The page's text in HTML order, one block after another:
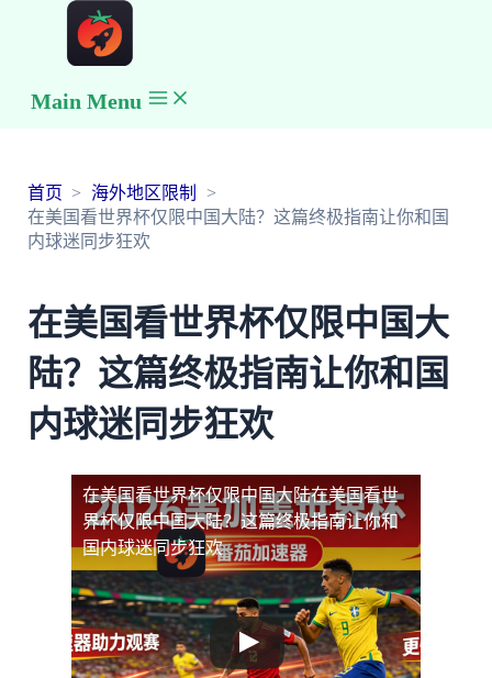
Main Menu
首页
海外地区限制
在美国看世界杯仅限中国大陆？这篇终极指南让你和国
内球迷同步狂欢
在美国看世界杯仅限中国大
陆？这篇终极指南让你和国
内球迷同步狂欢
在美国看世界杯仅限中国大陆在美国看世
界杯仅限中国大陆？这篇终极指南让你和
国内球迷同步狂欢